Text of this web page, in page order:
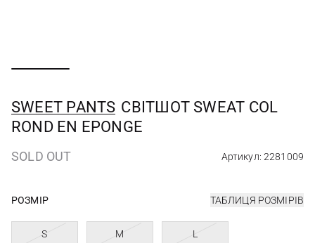
SWEET PANTS СВІТШОТ SWEAT COL
ROND EN EPONGE
SOLD OUT Артикул: 2281009
РОЗМІР ТАБЛИЦЯ РОЗМІРІВ
S M L